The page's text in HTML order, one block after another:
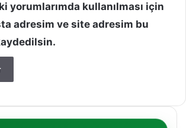
yorumlarımda kullanılması için
adresim ve site adresim bu